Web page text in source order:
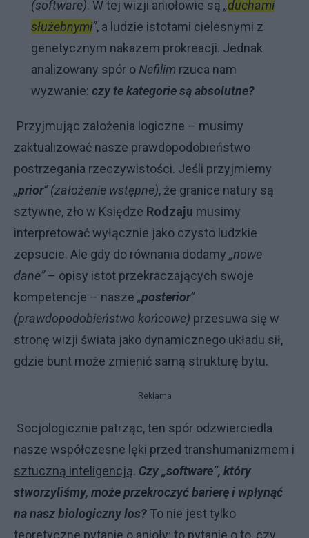
(software). W tej wizji aniołowie są „duchami
służebnymi”, a ludzie istotami cielesnymi z
genetycznym nakazem prokreacji. Jednak
analizowany spór o Nefilim rzuca nam
wyzwanie: czy te kategorie są absolutne?
Przyjmując założenia logiczne – musimy
zaktualizować nasze prawdopodobieństwo
postrzegania rzeczywistości. Jeśli przyjmiemy
„prior” (założenie wstępne), że granice natury są
sztywne, zło w Księdze Rodzaju musimy
interpretować wyłącznie jako czysto ludzkie
zepsucie. Ale gdy do równania dodamy „nowe
dane”– opisy istot przekraczających swoje
kompetencje – nasze „posterior”
(prawdopodobieństwo końcowe) przesuwa się w
stronę wizji świata jako dynamicznego układu sił,
gdzie bunt może zmienić samą strukturę bytu.
Reklama
Socjologicznie patrząc, ten spór odzwierciedla
nasze współczesne lęki przed transhumanizmem i
sztuczną inteligencją. Czy „software”, który
stworzyliśmy, może przekroczyć barierę i wpłynąć
na nasz biologiczny los? To nie jest tylko
teoretyczne pytanie o anioły; to pytanie o to, czy